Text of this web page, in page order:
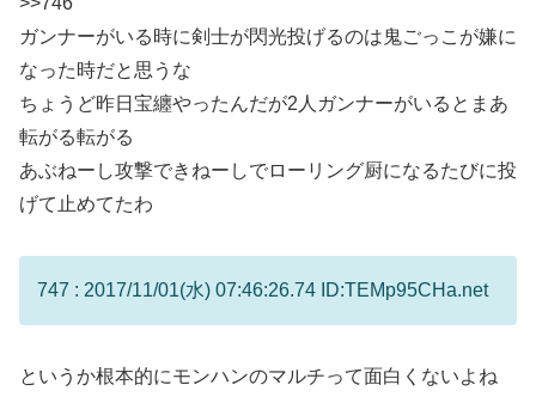
ガンナーがいる時に剣士が閃光投げるのは鬼ごっこが嫌に
なった時だと思うな
ちょうど昨日宝纏やったんだが2人ガンナーがいるとまあ
転がる転がる
あぶねーし攻撃できねーしでローリング厨になるたびに投
げて止めてたわ
747 : 2017/11/01(水) 07:46:26.74 ID:TEMp95CHa.net
というか根本的にモンハンのマルチって面白くないよね